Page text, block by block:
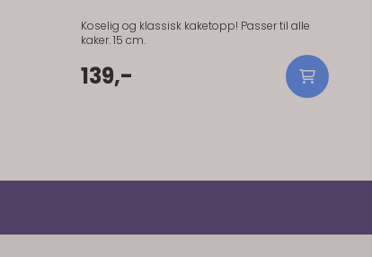
Koselig og klassisk kaketopp! Passer til alle
139,-